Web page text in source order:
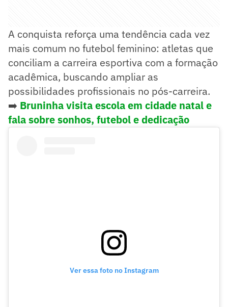
A conquista reforça uma tendência cada vez
mais comum no futebol feminino: atletas que
conciliam a carreira esportiva com a formação
acadêmica, buscando ampliar as
possibilidades profissionais no pós-carreira.
➡️ Bruninha visita escola em cidade natal e
fala sobre sonhos, futebol e dedicação
Ver essa foto no Instagram